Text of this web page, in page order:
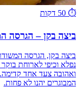
⏱️ 50 דקות
ביצה בקן – הגרסה
ביצה בקן, הגרסה
נפלא וכיפי לארוחת
ואהובה צעד אחד קדימה.
המבוגרים יהנו לא פחות.